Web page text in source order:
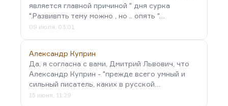
является главной причиной " дня сурка
".Развивпть тему можно , но .. опять "…
09 июля, 03:01
Александр Куприн
Да, я согласна с вами, Дмитрий Львович, что
Александр Куприн - "прежде всего умный и
сильный писатель, каких в русской…
15 июня, 11:29